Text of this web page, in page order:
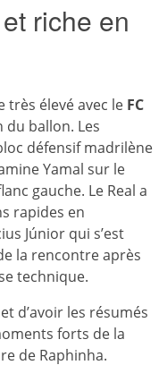
riche en
très élevé avec le FC
du ballon. Les
défensif madrilène
Yamal sur le
gauche. Le Real a
rapides en
Júnior qui s’est
la rencontre après
technique.
d’avoir les résumés
forts de la
de Raphinha.